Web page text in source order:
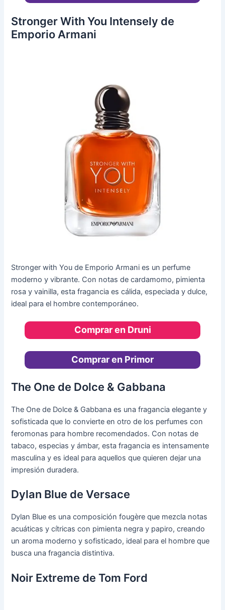
Stronger With You Intensely de
Emporio Armani
Stronger with You de Emporio Armani es un perfume
moderno y vibrante. Con notas de cardamomo, pimienta
rosa y vainilla, esta fragancia es cálida, especiada y dulce,
ideal para el hombre contemporáneo.
Comprar en Druni
Comprar en Primor
The One de Dolce & Gabbana
The One de Dolce & Gabbana es una fragancia elegante y
sofisticada que lo convierte en otro de los perfumes con
feromonas para hombre recomendados. Con notas de
tabaco, especias y ámbar, esta fragancia es intensamente
masculina y es ideal para aquellos que quieren dejar una
impresión duradera.
Dylan Blue de Versace
Dylan Blue es una composición fougère que mezcla notas
acuáticas y cítricas con pimienta negra y papiro, creando
un aroma moderno y sofisticado, ideal para el hombre que
busca una fragancia distintiva.
Noir Extreme de Tom Ford